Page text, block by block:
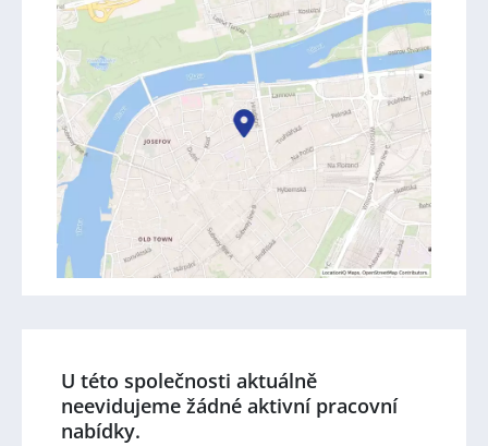
U této společnosti aktuálně
neevidujeme žádné aktivní pracovní
nabídky.